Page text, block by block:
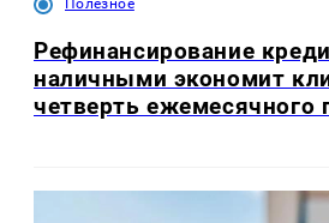
Полезное
Рефинансирование
наличными экономит
четверть ежемесячного